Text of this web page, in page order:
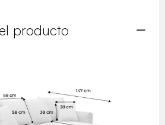
producto